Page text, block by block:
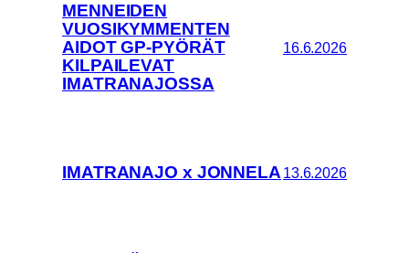
MENNEIDEN
VUOSIKYMMENTEN
AIDOT GP-PYÖRÄT
KILPAILEVAT
IMATRANAJOSSA
16.6.2026
IMATRANAJO x JONNELA 13.6.2026